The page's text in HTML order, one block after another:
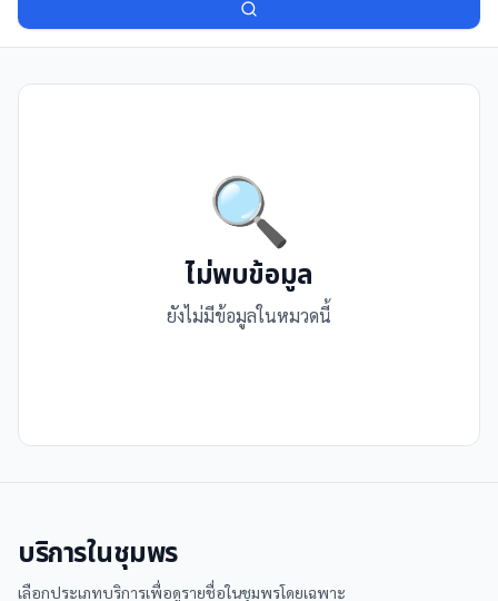
🔍
ไม่พบข้อมูล
ยังไม่มีข้อมูลในหมวดนี้
บริการในชุมพร
เลือกประเภทบริการเพื่อดูรายชื่อในชุมพรโดยเฉพาะ